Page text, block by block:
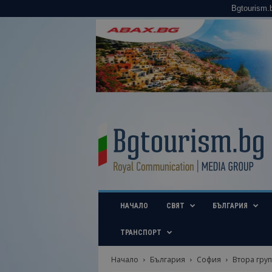
u
i
b
НАЧАЛО СВЯТ БЪЛГАРИЯ
ТРАНСПОРТ
Начало България София
Втора